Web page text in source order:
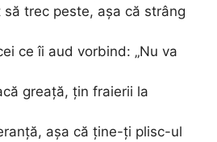
trec peste, așa că strâng
ce îi aud vorbind: „Nu va
greață, țin fraierii la
așa că ține-ți plisc-ul